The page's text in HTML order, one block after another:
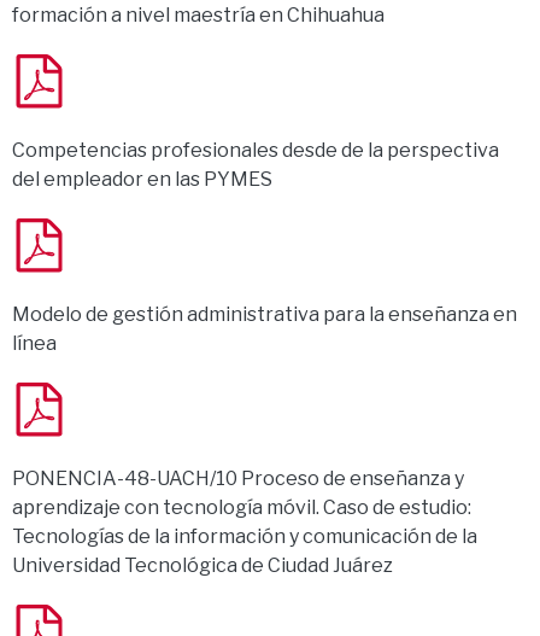
formación a nivel maestría en Chihuahua
Competencias profesionales desde de la perspectiva
del empleador en las PYMES
Modelo de gestión administrativa para la enseñanza en
línea
PONENCIA-48-UACH/10 Proceso de enseñanza y
aprendizaje con tecnología móvil. Caso de estudio:
Tecnologías de la información y comunicación de la
Universidad Tecnológica de Ciudad Juárez